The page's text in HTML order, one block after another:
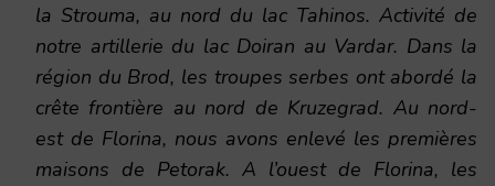
la Strouma, au nord du lac Tahinos. Activité de
notre artillerie du lac Doiran au Vardar. Dans la
région du Brod, les troupes serbes ont abordé la
crête frontière au nord de Kruzegrad. Au nord-
est de Florina, nous avons enlevé les premières
maisons de Petorak. A l’ouest de Florina, les